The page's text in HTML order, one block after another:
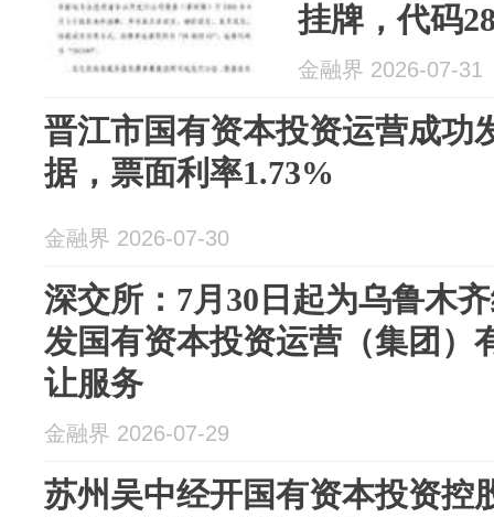
挂牌，代码
金融界 2026-07-31
晋江市国有资本投资运营成功
据，票面利率1.73%
金融界 2026-07-30
深交所：7月30日起为乌鲁木
发国有资本投资运营（集团）
让服务
金融界 2026-07-29
苏州吴中经开国有资本投资控